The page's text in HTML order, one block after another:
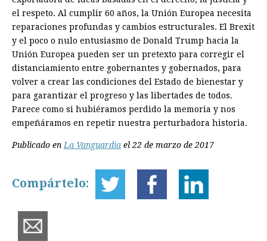
el respeto. Al cumplir 60 años, la Unión Europea necesita
reparaciones profundas y cambios estructurales. El Brexit
y el poco o nulo entusiasmo de Donald Trump hacia la
Unión Europea pueden ser un pretexto para corregir el
distanciamiento entre gobernantes y gobernados, para
volver a ­crear las condiciones del Estado de bienestar y
para garantizar el progreso y las libertades de todos.
Parece como si hubiéramos perdido la memoria y nos
empeñáramos en repetir nuestra perturbadora historia.
Publicado en La Vanguardia el 22 de marzo de 2017
Compártelo: